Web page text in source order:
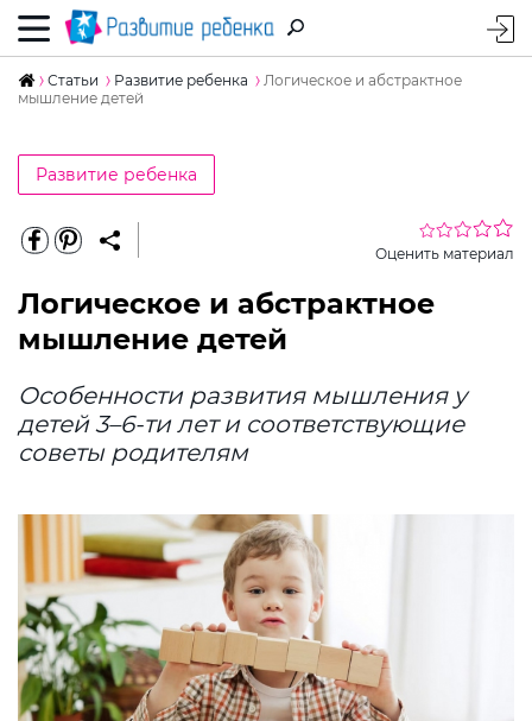
Статьи Развитие ребенка
Логическое и абстрактное
мышление детей
Развитие ребенка
Оценить материал
Логическое и абстрактное
мышление детей
Особенности развития мышления у
детей 3–6-ти лет и соответствующие
советы родителям